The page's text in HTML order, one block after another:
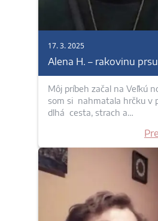
17. 3. 2025
Alena H. – rakovinu prsu
Môj príbeh začal na Veľkú
som si nahmatala hrčku v
dlhá cesta, strach a…